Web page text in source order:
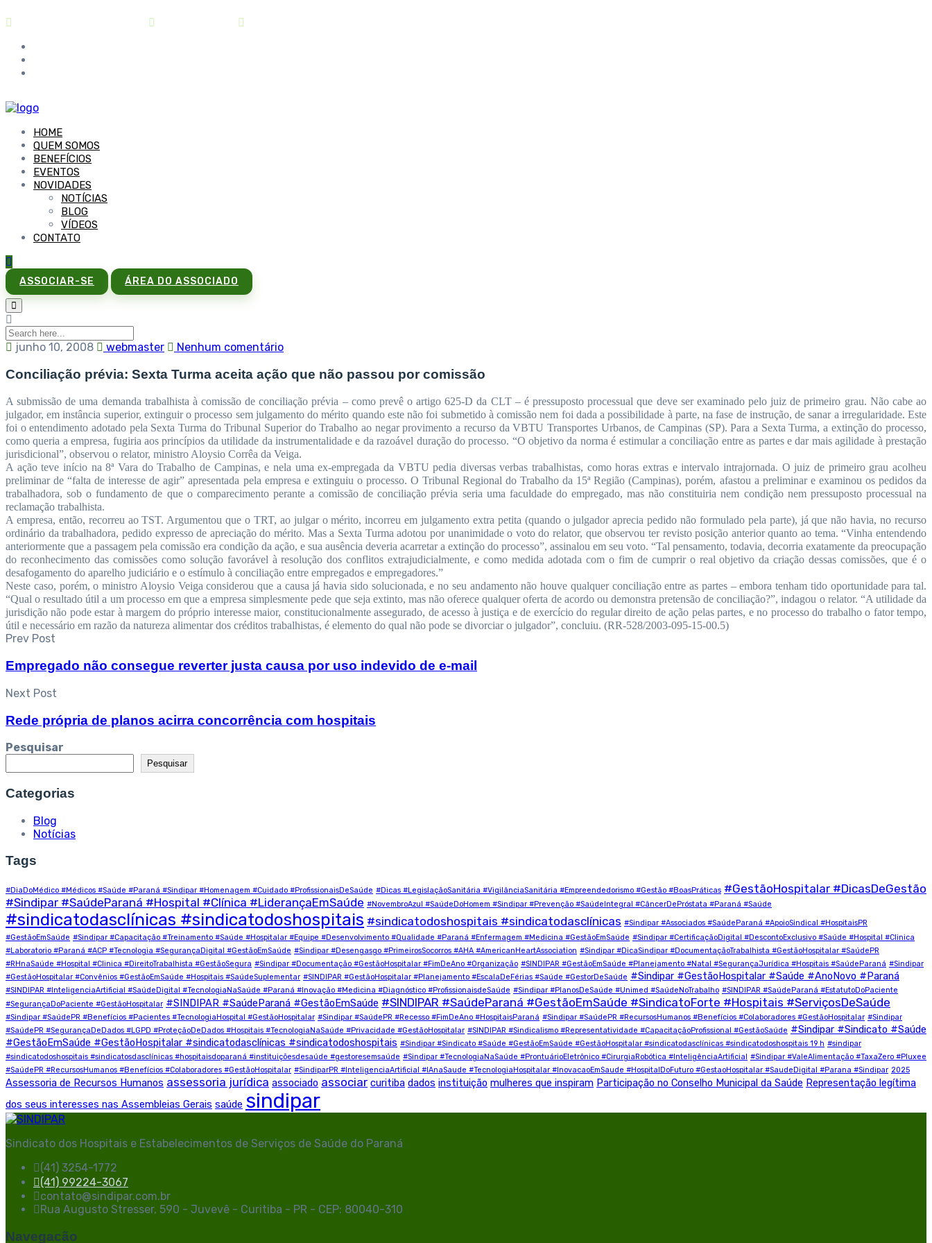
HOME
QUEM SOMOS
BENEFÍCIOS
EVENTOS
NOVIDADES
NOTÍCIAS
BLOG
VÍDEOS
CONTATO
ASSOCIAR-SE ÁREA DO ASSOCIADO
junho 10, 2008 webmaster Nenhum comentário
Conciliação prévia: Sexta Turma aceita ação que não passou por comissão
A submissão de uma demanda trabalhista à comissão de conciliação prévia – como prevê o artigo 625-D da CLT – é pressuposto processual que deve ser examinado pelo juiz de primeiro grau. Não cabe ao
julgador, em instância superior, extinguir o processo sem julgamento do mérito quando este não foi submetido à comissão nem foi dada a possibilidade à parte, na fase de instrução, de sanar a irregularidade. Este
foi o entendimento adotado pela Sexta Turma do Tribunal Superior do Trabalho ao negar provimento a recurso da VBTU Transportes Urbanos, de Campinas (SP). Para a Sexta Turma, a extinção do processo,
como queria a empresa, fugiria aos princípios da utilidade da instrumentalidade e da razoável duração do processo. “O objetivo da norma é estimular a conciliação entre as partes e dar mais agilidade à prestação
jurisdicional”, observou o relator, ministro Aloysio Corrêa da Veiga.
A ação teve início na 8ª Vara do Trabalho de Campinas, e nela uma ex-empregada da VBTU pedia diversas verbas trabalhistas, como horas extras e intervalo intrajornada. O juiz de primeiro grau acolheu
preliminar de “falta de interesse de agir” apresentada pela empresa e extinguiu o processo. O Tribunal Regional do Trabalho da 15ª Região (Campinas), porém, afastou a preliminar e examinou os pedidos da
trabalhadora, sob o fundamento de que o comparecimento perante a comissão de conciliação prévia seria uma faculdade do empregado, mas não constituiria nem condição nem pressuposto processual na
reclamação trabalhista.
A empresa, então, recorreu ao TST. Argumentou que o TRT, ao julgar o mérito, incorreu em julgamento extra petita (quando o julgador aprecia pedido não formulado pela parte), já que não havia, no recurso
ordinário da trabalhadora, pedido expresso de apreciação do mérito. Mas a Sexta Turma adotou por unanimidade o voto do relator, que observou ter revisto posição anterior quanto ao tema. “Vinha entendendo
anteriormente que a passagem pela comissão era condição da ação, e sua ausência deveria acarretar a extinção do processo”, assinalou em seu voto. “Tal pensamento, todavia, decorria exatamente da preocupação
do reconhecimento das comissões como solução favorável à resolução dos conflitos extrajudicialmente, e como medida adotada com o fim de cumprir o real objetivo da criação dessas comissões, que é o
desafogamento do aparelho judiciário e o estímulo à conciliação entre empregados e empregadores.”
Neste caso, porém, o ministro Aloysio Veiga considerou que a causa já havia sido solucionada, e no seu andamento não houve qualquer conciliação entre as partes – embora tenham tido oportunidade para tal.
“Qual o resultado útil a um processo em que a empresa simplesmente pede que seja extinto, mas não oferece qualquer oferta de acordo ou demonstra pretensão de conciliação?”, indagou o relator. “A utilidade da
jurisdição não pode estar à margem do próprio interesse maior, constitucionalmente assegurado, de acesso à justiça e de exercício do regular direito de ação pelas partes, e no processo do trabalho o fator tempo,
útil e necessário em razão da natureza alimentar dos créditos trabalhistas, é elemento do qual não pode se divorciar o julgador”, concluiu. (RR-528/2003-095-15-00.5)
Prev Post
Empregado não consegue reverter justa causa por uso indevido de e-mail
Next Post
Rede própria de planos acirra concorrência com hospitais
Pesquisar
Pesquisar
Categorias
Blog
Notícias
Tags
#DiaDoMédico #Médicos #Saúde #Paraná #Sindipar #Homenagem #Cuidado #ProfissionaisDeSaúde #Dicas #LegislaçãoSanitária #VigilânciaSanitária #Empreendedorismo #Gestão #BoasPráticas #GestãoHospitalar #DicasDeGestão
#Sindipar #SaúdeParaná #Hospital #Clínica #LiderançaEmSaúde #NovembroAzul #SaúdeDoHomem #Sindipar #Prevenção #SaúdeIntegral #CâncerDePróstata #Paraná #Saúde
#sindicatodasclínicas #sindicatodoshospitais #sindicatodoshospitais #sindicatodasclínicas #Sindipar #Associados #SaúdeParaná #ApoioSindical #HospitaisPR
#GestãoEmSaúde #Sindipar #Capacitação #Treinamento #Saúde #Hospitalar #Equipe #Desenvolvimento #Qualidade #Paraná #Enfermagem #Medicina #GestãoEmSaúde #Sindipar #CertificaçãoDigital #DescontoExclusivo #Saúde #Hospital #Clinica
#Laboratorio #Paraná #ACP #Tecnologia #SegurançaDigital #GestãoEmSaúde #Sindipar #Desengasgo #PrimeirosSocorros #AHA #AmericanHeartAssociation #Sindipar #DicaSindipar #DocumentaçãoTrabalhista #GestãoHospitalar #SaúdePR
#RHnaSaúde #Hospital #Clinica #DireitoTrabalhista #GestãoSegura #Sindipar #Documentação #GestãoHospitalar #FimDeAno #Organização #SINDIPAR #GestãoEmSaúde #Planejamento #Natal #SegurançaJurídica #Hospitais #SaúdeParaná #Sindipar
#GestãoHospitalar #Convênios #GestãoEmSaúde #Hospitais #SaúdeSuplementar #SINDIPAR #GestãoHospitalar #Planejamento #EscalaDeFérias #Saúde #GestorDeSaúde #Sindipar #GestãoHospitalar #Saúde #AnoNovo #Paraná
#SINDIPAR #InteligenciaArtificial #SaúdeDigital #TecnologiaNaSaúde #Paraná #Inovação #Medicina #Diagnóstico #ProfissionaisdeSaúde #Sindipar #PlanosDeSaúde #Unimed #SaúdeNoTrabalho #SINDIPAR #SaúdeParaná #EstatutoDoPaciente
#SegurançaDoPaciente #GestãoHospitalar #SINDIPAR #SaúdeParaná #GestãoEmSaúde #SINDIPAR #SaúdeParaná #GestãoEmSaúde #SindicatoForte #Hospitais #ServiçosDeSaúde
#Sindipar #SaúdePR #Benefícios #Pacientes #TecnologiaHospital #GestãoHospitalar #Sindipar #SaúdePR #Recesso #FimDeAno #HospitaisParaná #Sindipar #SaúdePR #RecursosHumanos #Benefícios #Colaboradores #GestãoHospitalar #Sindipar
#SaúdePR #SegurançaDeDados #LGPD #ProteçãoDeDados #Hospitais #TecnologiaNaSaúde #Privacidade #GestãoHospitalar #SINDIPAR #Sindicalismo #Representatividade #CapacitaçãoProfissional #GestãoSaúde #Sindipar #Sindicato #Saúde
#GestãoEmSaúde #GestãoHospitalar #sindicatodasclínicas #sindicatodoshospitais #Sindipar #Sindicato #Saúde #GestãoEmSaúde #GestãoHospitalar #sindicatodasclínicas #sindicatodoshospitais 19 h #sindipar
#sindicatodoshospitais #sindicatosdasclínicas #hospitaisdoparaná #instituiçõesdesaúde #gestoresemsaúde #Sindipar #TecnologiaNaSaúde #ProntuárioEletrônico #CirurgiaRobótica #InteligênciaArtificial
#Sindipar #ValeAlimentação #TaxaZero #Pluxee
#SaúdePR #RecursosHumanos #Benefícios #Colaboradores #GestãoHospitalar #SindiparPR #InteligenciaArtificial #IAnaSaude #TecnologiaHospitalar #InovacaoEmSaude #HospitalDoFuturo #GestaoHospitalar #SaudeDigital #Parana #Sindipar 2025
Assessoria de Recursos Humanos assessoria jurídica associado associar curitiba dados instituição mulheres que inspiram Participação no Conselho Municipal da Saúde Representação legítima
dos seus interesses nas Assembleias Gerais saúde sindipar
Sindicato dos Hospitais e Estabelecimentos de Serviços de Saúde do Paraná
(41) 3254-1772
(41) 99224-3067
contato@sindipar.com.br
Rua Augusto Stresser, 590 - Juvevê - Curitiba - PR - CEP: 80040-310
Navegacão